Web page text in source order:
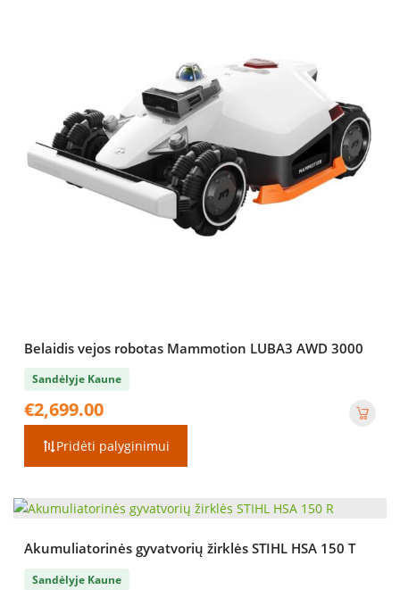
Belaidis vejos robotas Mammotion LUBA3 AWD 3000
Sandėlyje Kaune
€2,699.00
Pridėti palyginimui
Akumuliatorinės gyvatvorių žirklės STIHL HSA 150 T
Sandėlyje Kaune